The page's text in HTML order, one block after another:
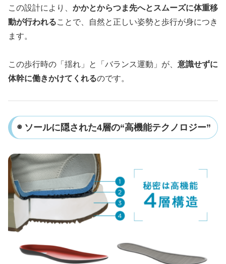
この設計により、 かかとからつま先へとスムーズに体重移
動が行われることで、自然と正しい姿勢と歩行が身につき
ます。
この歩行時の「揺れ」と「バランス運動」が、 意識せずに
体幹に働きかけてくれるのです。
◉ ソールに隠された4層の“高機能テクノロジー”